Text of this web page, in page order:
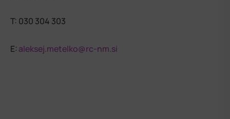
T: 030 304 303
E: aleksej.metelko@rc-nm.si